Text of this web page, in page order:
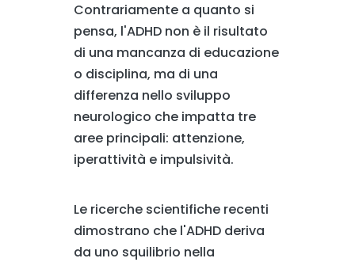
Contrariamente a quanto si
pensa, l'ADHD non è il risultato
di una mancanza di educazione
o disciplina, ma di una
differenza nello sviluppo
neurologico che impatta tre
aree principali: attenzione,
iperattività e impulsività.
Le ricerche scientifiche recenti
dimostrano che l'ADHD deriva
da uno squilibrio nella